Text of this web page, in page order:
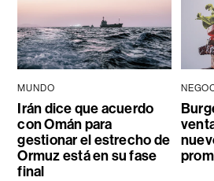
MUNDO
Irán dice que acuerdo
con Omán para
gestionar el estrecho de
Ormuz está en su fase
final